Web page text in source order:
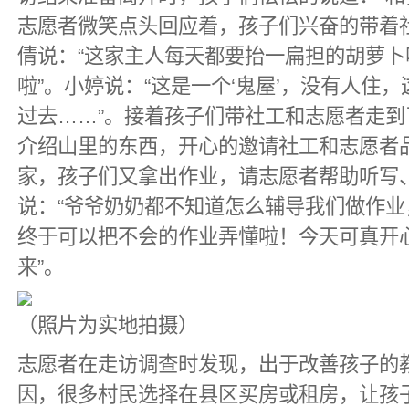
志愿者微笑点头回应着，孩子们兴奋的带
倩说：“这家主人每天都要抬一扁担的胡萝
啦”。小婷说：“这是一个‘鬼屋’，没有人住
过去……”。接着孩子们带社工和志愿者走
介绍山里的东西，开心的邀请社工和志愿者
家，孩子们又拿出作业，请志愿者帮助听
说：“爷爷奶奶都不知道怎么辅导我们做作
终于可以把不会的作业弄懂啦！今天可真开
来”。
（照片为实地拍摄）
志愿者在走访调查时发现，出于改善孩子
因，很多村民选择在县区买房或租房，让